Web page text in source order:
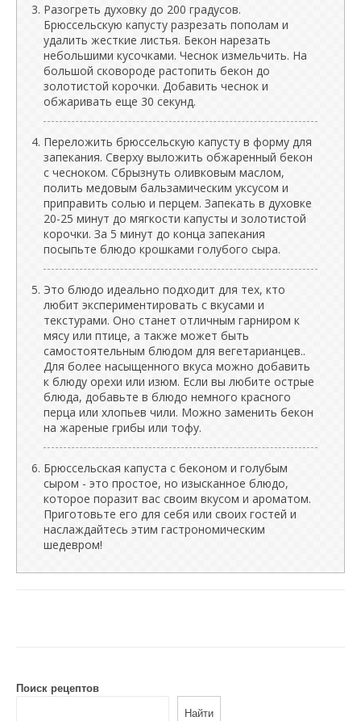
Разогреть духовку до 200 градусов.
Брюссельскую капусту разрезать пополам и
удалить жесткие листья. Бекон нарезать
небольшими кусочками. Чеснок измельчить. На
большой сковороде растопить бекон до
золотистой корочки. Добавить чеснок и
обжаривать еще 30 секунд.
Переложить брюссельскую капусту в форму для
запекания. Сверху выложить обжаренный бекон
с чесноком. Сбрызнуть оливковым маслом,
полить медовым бальзамическим уксусом и
приправить солью и перцем. Запекать в духовке
20-25 минут до мягкости капусты и золотистой
корочки. За 5 минут до конца запекания
посыпьте блюдо крошками голубого сыра.
Это блюдо идеально подходит для тех, кто
любит экспериментировать с вкусами и
текстурами. Оно станет отличным гарниром к
мясу или птице, а также может быть
самостоятельным блюдом для вегетарианцев..
Для более насыщенного вкуса можно добавить
к блюду орехи или изюм. Если вы любите острые
блюда, добавьте в блюдо немного красного
перца или хлопьев чили. Можно заменить бекон
на жареные грибы или тофу.
Брюссельская капуста с беконом и голубым
сыром - это простое, но изысканное блюдо,
которое поразит вас своим вкусом и ароматом.
Приготовьте его для себя или своих гостей и
наслаждайтесь этим гастрономическим
шедевром!
Поиск рецептов
Найти